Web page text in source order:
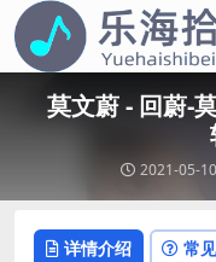
莫文蔚 - 回蔚-
2021-05-10
详情介绍 常